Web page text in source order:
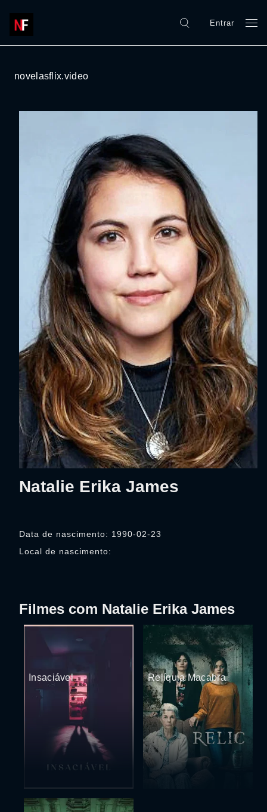
Entrar
novelasflix.video
Natalie Erika James
Data de nascimento: 1990-02-23
Local de nascimento:
Filmes com Natalie Erika James
Insaciável Relíquia Macabra